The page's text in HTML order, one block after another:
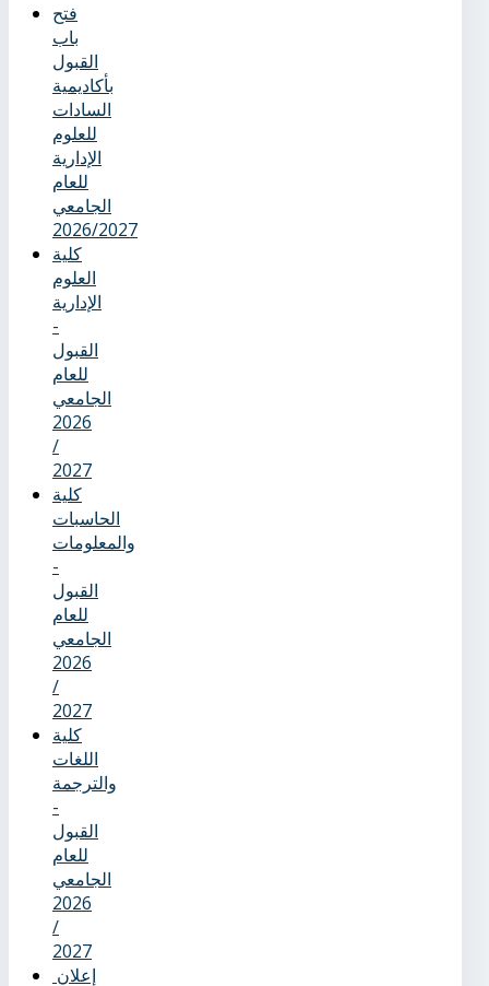
فتح
باب
القبول
بأكاديمية
السادات
للعلوم
الإدارية
للعام
الجامعي
2026/2027
كلية
العلوم
الإدارية
-
القبول
للعام
الجامعي
2026
/
2027
كلية
الحاسبات
والمعلومات
-
القبول
للعام
الجامعي
2026
/
2027
كلية
اللغات
والترجمة
-
القبول
للعام
الجامعي
2026
/
2027